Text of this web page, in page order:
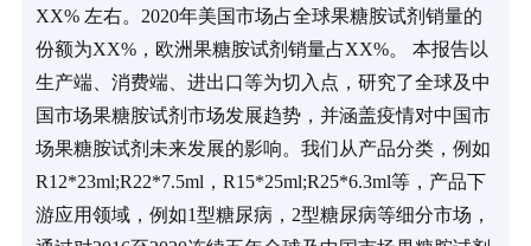
XX% 左右。2020年美国市场占全球果糖胺试剂销量的
份额为XX%，欧洲果糖胺试剂销量占XX%。 本报告以
生产端、消费端、进出口等为切入点，研究了全球及中
国市场果糖胺试剂市场发展趋势，并涵盖疫情对中国市
场果糖胺试剂未来发展的影响。我们从产品分类，例如
R12*23ml;R22*7.5ml，R15*25ml;R25*6.3ml等，产品下
游应用领域，例如1型糖尿病，2型糖尿病等细分市场，